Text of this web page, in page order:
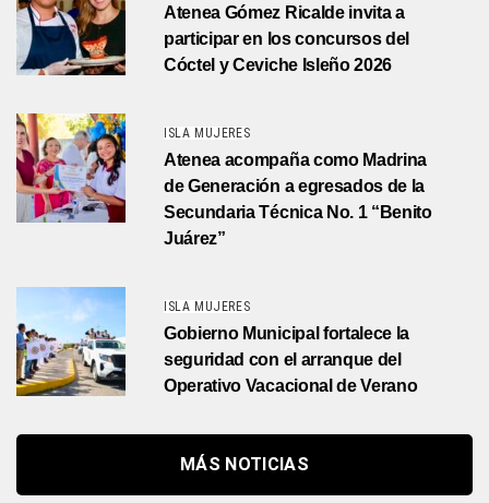
Atenea Gómez Ricalde invita a
participar en los concursos del
Cóctel y Ceviche Isleño 2026
ISLA MUJERES
Atenea acompaña como Madrina
de Generación a egresados de la
Secundaria Técnica No. 1 “Benito
Juárez”
ISLA MUJERES
Gobierno Municipal fortalece la
seguridad con el arranque del
Operativo Vacacional de Verano
MÁS NOTICIAS